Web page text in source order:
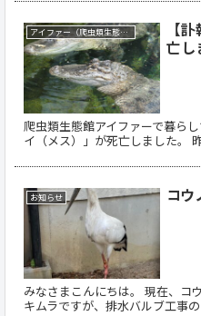
アイファー（爬虫類生態館）
【
亡し
爬虫類生態館アイファーで暮ら
イ（メス）」が死亡しました。
お知らせ コウ
みなさまこんにちは。 現在、コ
キムラですが、排水バルブ工事